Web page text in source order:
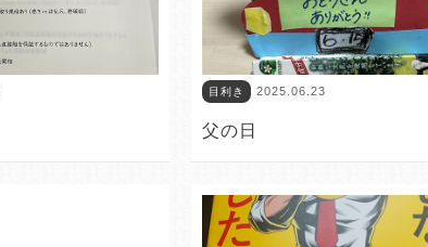
目利き 2025.06.23
父の日